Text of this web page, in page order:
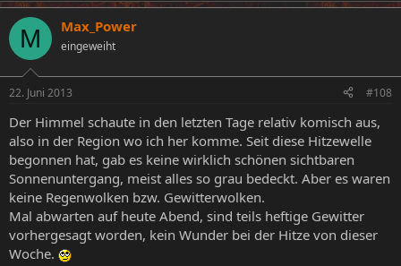
M Max_Power
eingeweiht
22. Juni 2013 #108
Der Himmel schaute in den letzten Tage relativ komisch aus,
also in der Region wo ich her komme. Seit diese Hitzewelle
begonnen hat, gab es keine wirklich schönen sichtbaren
Sonnenuntergang, meist alles so grau bedeckt. Aber es waren
keine Regenwolken bzw. Gewitterwolken.
Mal abwarten auf heute Abend, sind teils heftige Gewitter
vorhergesagt worden, kein Wunder bei der Hitze von dieser
Woche.